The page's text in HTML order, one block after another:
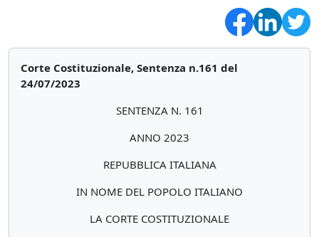
Corte Costituzionale, Sentenza n.161 del
24/07/2023
SENTENZA N. 161
ANNO 2023
REPUBBLICA ITALIANA
IN NOME DEL POPOLO ITALIANO
LA CORTE COSTITUZIONALE